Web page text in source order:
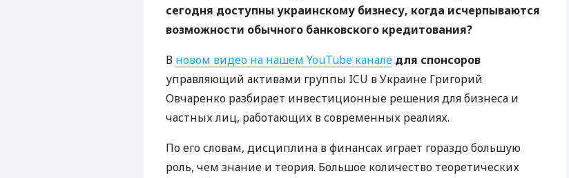
сегодня доступны украинскому бизнесу, когда исчерпываются
возможности обычного банковского кредитования?
В новом видео на нашем YouTube канале для спонсоров
управляющий активами группы ICU в Украине Григорий
Овчаренко разбирает инвестиционные решения для бизнеса и
частных лиц, работающих в современных реалиях.
По его словам, дисциплина в финансах играет гораздо большую
роль, чем знание и теория. Большое количество теоретических